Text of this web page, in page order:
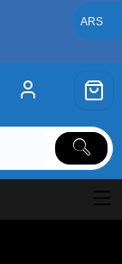
ARS